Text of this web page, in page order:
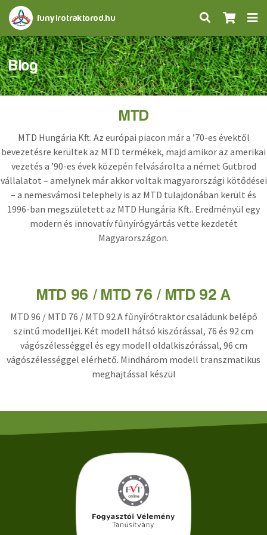
funyirotraktorod.hu
Blog
MTD
MTD Hungária Kft. Az európai piacon már a ’70-es évektől
bevezetésre kerültek az MTD termékek, majd amikor az amerikai
vezetés a ’90-es évek közepén felvásárolta a német Gutbrod
vállalatot – amelynek már akkor voltak magyarországi kötődései
– a nemesvámosi telephely is az MTD tulajdonában került és
1996-ban megszületett az MTD Hungária Kft.. Eredményül egy
modern és innovatív fűnyírógyártás vette kezdetét
Magyarországon.
MTD 96 / MTD 76 / MTD 92 A
MTD 96 / MTD 76 / MTD 92 A fűnyírótraktor családunk belépő
szintű modelljei. Két modell hátsó kiszórással, 76 és 92 cm
vágószélességgel és egy modell oldalkiszórással, 96 cm
vágószélességgel elérhető. Mindhárom modell transzmatikus
meghajtással készül